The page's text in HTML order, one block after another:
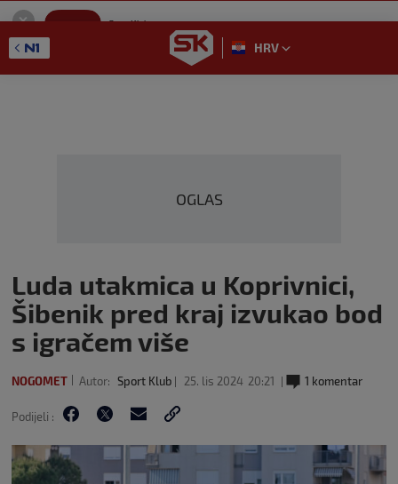
SportKlub
GET - On the Google Play
HRV
OGLAS
Luda utakmica u Koprivnici,
Šibenik pred kraj izvukao bod
s igračem više
NOGOMET Autor: Sport Klub 25. lis 2024 20:21 1 komentar
Podijeli :